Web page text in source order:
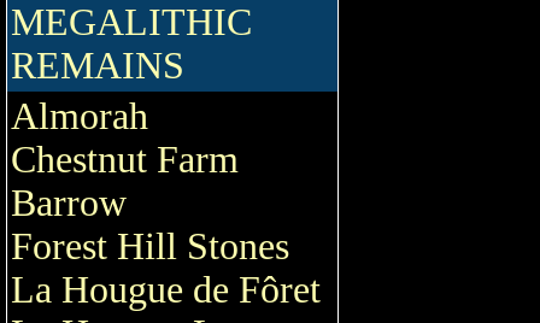
MEGALITHIC
REMAINS
Almorah
Chestnut Farm
Barrow
Forest Hill Stones
La Hougue de Fôret